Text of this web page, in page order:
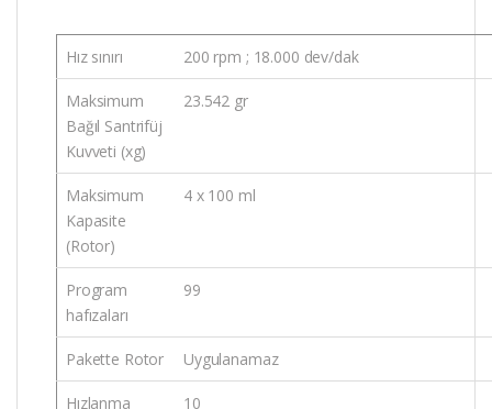
Hız sınırı 200 rpm ; 18.000 dev/dak
Maksimum
Bağıl Santrifüj
Kuvveti (xg)
23.542 gr
Maksimum
Kapasite
(Rotor)
4 x 100 ml
Program
hafızaları
99
Pakette Rotor Uygulanamaz
Hızlanma
10